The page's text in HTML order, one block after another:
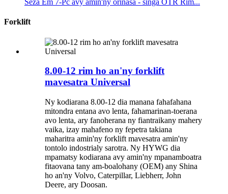
Seza Em 7-Pc avy amin'ny orinasa - singa OTR Rim...
Forklift
8.00-12 rim ho an'ny forklift
mavesatra Universal
Ny kodiarana 8.00-12 dia manana fahafahana
mitondra entana avo lenta, fahamarinan-toerana
avo lenta, ary fanoherana ny fiantraikany mahery
vaika, izay mahafeno ny fepetra takiana
maharitra amin'ny forklift mavesatra amin'ny
tontolo indostrialy sarotra. Ny HYWG dia
mpamatsy kodiarana avy amin'ny mpanamboatra
fitaovana tany am-boalohany (OEM) any Shina
ho an'ny Volvo, Caterpillar, Liebherr, John
Deere, ary Doosan.